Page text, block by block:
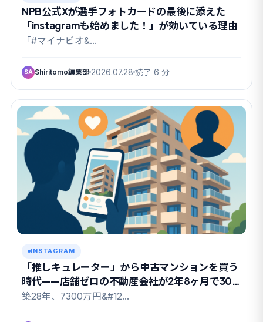
NPB公式Xが選手フォトカードの最後に添えた
「instagramも始めました！」が効いている理由
「#マイナビオ&…
SA Shiritomo編集部 2026.07.28 読了 6 分
INSTAGRAM
「推しキュレーター」から中古マンションを買う
時代——店舗ゼロの不動産会社が2年8ヶ月で300
億円を売った理由
築28年、7300万円&#12…